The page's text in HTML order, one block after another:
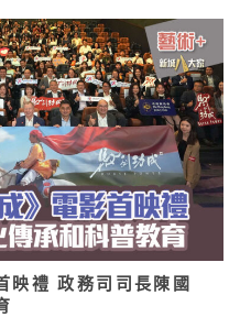
映禮 政務司司長陳國